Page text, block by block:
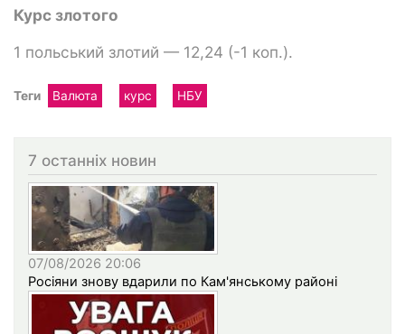
Курс злотого
1 польський злотий — 12,24 (-1 коп.).
Теги Валюта курс НБУ
7 останніх новин
07/08/2026 20:06
Росіяни знову вдарили по Кам'янському районі